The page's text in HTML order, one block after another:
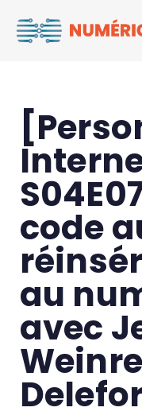
code
au
avec